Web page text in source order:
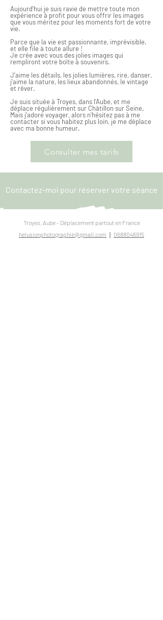
Aujourd'hui je suis ravie de mettre toute mon
expérience à profit pour vous offrir les images
que vous méritez pour les moments fort de votre
vie.
Parce que la vie est passionnante, imprévisible,
et elle file à toute allure !
Je crée avec vous des jolies images qui
rempliront votre boîte à souvenirs.
J'aime les détails, les jolies lumières, rire, danser,
j'aime la nature, les lieux abandonnés, le vintage
et rêver.
Je suis située à Troyes, dans l'Aube, et me
déplace régulièrement sur Châtillon sur Seine.
Mais j'adore voyager, alors n'hésitez pas à me
contacter si vous habitez plus loin, je me déplace
avec ma bonne humeur.
Consulter mes tarifs
Contactez-moi pour réserver votre séance
Troyes, Aube - Déplacement partout en France
helusionphotographie@gmail.com ❘ 0688046915